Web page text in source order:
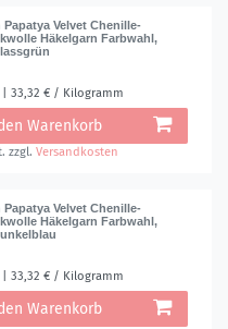
Velvet Chenille-
Häkelgarn Farbwahl,
| 33,32 € / Kilogramm
Warenkorb
zzgl.Versandkosten
Velvet Chenille-
Häkelgarn Farbwahl,
| 33,32 € / Kilogramm
Warenkorb